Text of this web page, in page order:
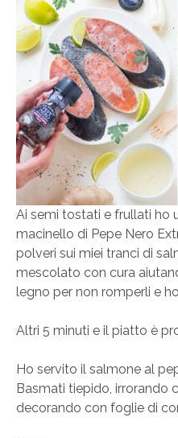
Ai semi tostati e frullati ho
macinello di Pepe Nero
polveri sui miei tranci di
mescolato con cura
legno per non romperli e
Altri 5 minuti e il piatto è
Ho servito il salmone al
Basmati tiepido, irrorando
decorando con foglie di